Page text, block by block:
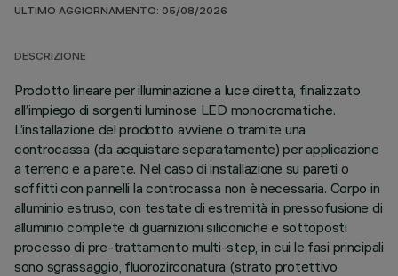
ULTIMO AGGIORNAMENTO: 05/08/2026
DESCRIZIONE
Prodotto lineare per illuminazione a luce diretta, finalizzato
all’impiego di sorgenti luminose LED monocromatiche.
L’installazione del prodotto avviene o tramite una
controcassa (da acquistare separatamente) per applicazione
a terreno e a parete. Nel caso di installazione su pareti o
soffitti con pannelli la controcassa non è necessaria. Corpo in
alluminio estruso, con testate di estremità in pressofusione di
alluminio complete di guarnizioni siliconiche e sottoposti
processo di pre-trattamento multi-step, in cui le fasi principali
sono sgrassaggio, fluorozirconatura (strato protettivo